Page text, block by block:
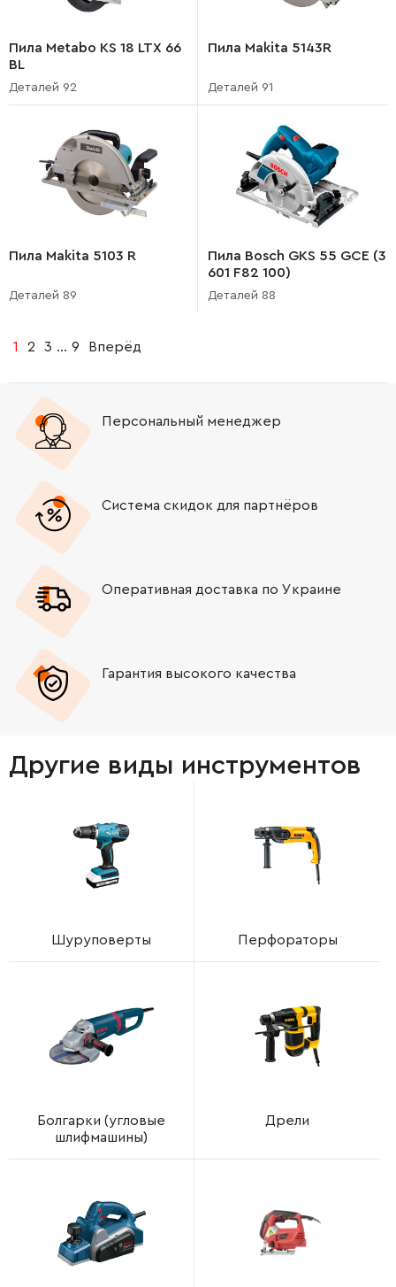
Пила Metabo KS 18 LTX 66
BL
Деталей 92
Пила Makita 5143R
Деталей 91
Пила Makita 5103 R
Деталей 89
Пила Bosch GKS 55 GCE (3
601 F82 100)
Деталей 88
1 2 3 ... 9 Вперёд
Персональный менеджер
Система скидок для партнёров
Оперативная доставка по Украине
Гарантия высокого качества
Другие виды инструментов
Шуруповерты Перфораторы
Болгарки (угловые
шлифмашины)
Дрели